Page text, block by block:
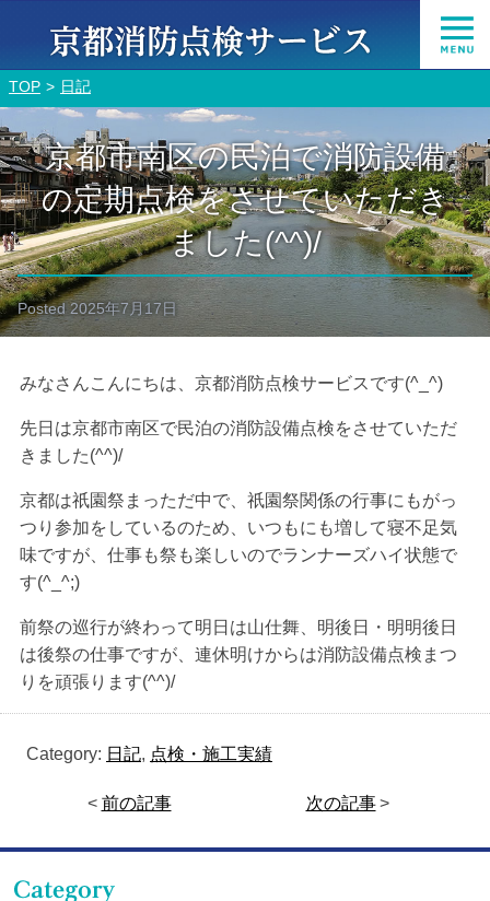
TOP 日記
京都市南区の民泊で消防設備
の定期点検をさせていただき
ました(^^)/
Posted2025年7月17日
みなさんこんにちは、京都消防点検サービスです(^_^)
先日は京都市南区で民泊の消防設備点検をさせていただ
きました(^^)/
京都は祇園祭まっただ中で、祇園祭関係の行事にもがっ
つり参加をしているのため、いつもにも増して寝不足気
味ですが、仕事も祭も楽しいのでランナーズハイ状態で
す(^_^;)
前祭の巡行が終わって明日は山仕舞、明後日・明明後日
は後祭の仕事ですが、連休明けからは消防設備点検まつ
りを頑張ります(^^)/
Category: 日記, 点検・施工実績
< 前の記事 次の記事 >